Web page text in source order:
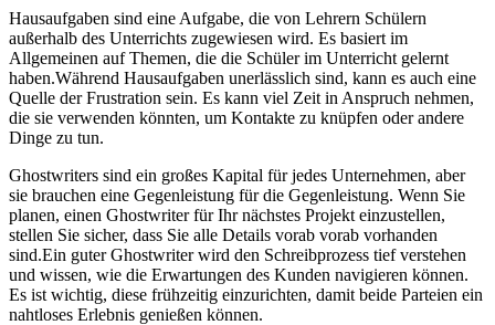
Hausaufgaben sind eine Aufgabe, die von Lehrern Schülern
außerhalb des Unterrichts zugewiesen wird. Es basiert im
Allgemeinen auf Themen, die die Schüler im Unterricht gelernt
haben.Während Hausaufgaben unerlässlich sind, kann es auch eine
Quelle der Frustration sein. Es kann viel Zeit in Anspruch nehmen,
die sie verwenden könnten, um Kontakte zu knüpfen oder andere
Dinge zu tun.
Ghostwriters sind ein großes Kapital für jedes Unternehmen, aber
sie brauchen eine Gegenleistung für die Gegenleistung. Wenn Sie
planen, einen Ghostwriter für Ihr nächstes Projekt einzustellen,
stellen Sie sicher, dass Sie alle Details vorab vorab vorhanden
sind.Ein guter Ghostwriter wird den Schreibprozess tief verstehen
und wissen, wie die Erwartungen des Kunden navigieren können.
Es ist wichtig, diese frühzeitig einzurichten, damit beide Parteien ein
nahtloses Erlebnis genießen können.